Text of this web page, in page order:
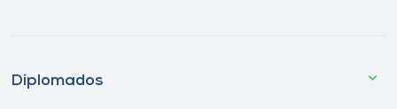
Diplomados